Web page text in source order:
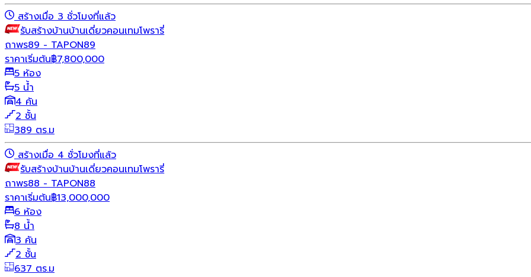
สร้างเมื่อ 3 ชั่วโมงที่แล้ว
รับสร้างบ้านบ้านเดี่ยวคอนเทมโพรารี่
ถาพร89 - TAPON89
ราคาเริ่มต้น฿7,800,000
5 ห้อง
5 น้ำ
4 คัน
2 ชั้น
389 ตร.ม
สร้างเมื่อ 4 ชั่วโมงที่แล้ว
รับสร้างบ้านบ้านเดี่ยวคอนเทมโพรารี่
ถาพร88 - TAPON88
ราคาเริ่มต้น฿13,000,000
6 ห้อง
8 น้ำ
3 คัน
2 ชั้น
637 ตร.ม